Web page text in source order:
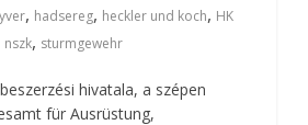
, hadsereg, heckler und koch, HK
nszk, sturmgewehr
hivatala, a szépen
für Ausrüstung,